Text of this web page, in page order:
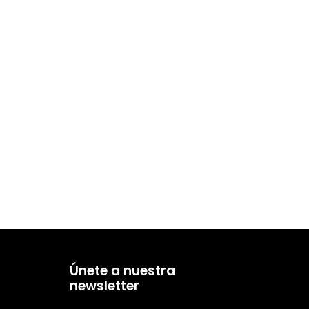
Únete a nuestra
newsletter